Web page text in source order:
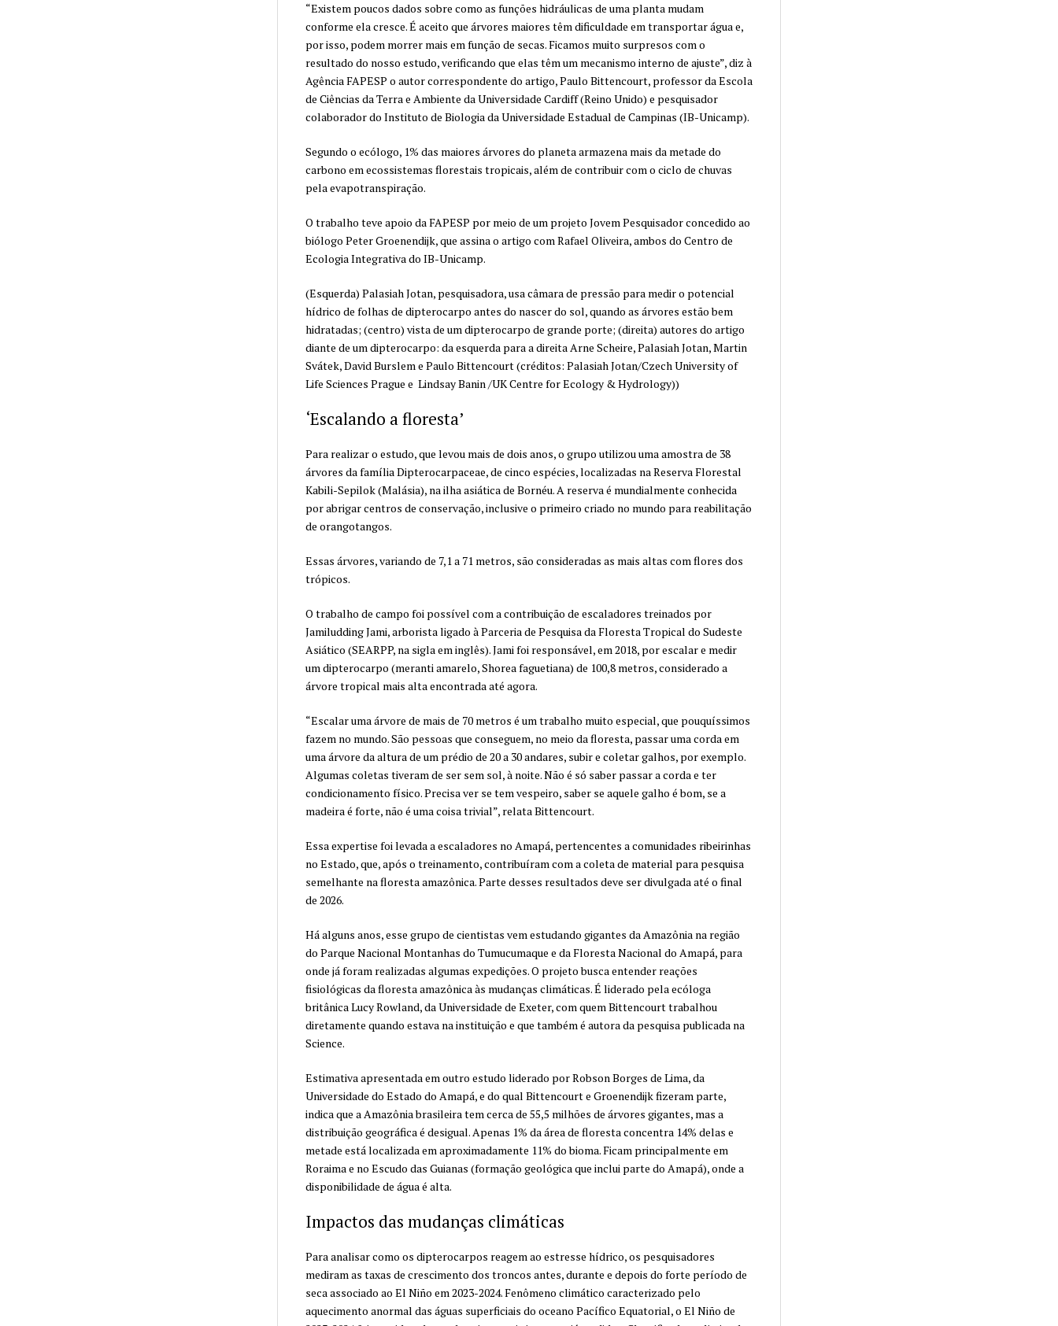
“Existem poucos dados sobre como as funções hidráulicas de uma planta mudam
conforme ela cresce. É aceito que árvores maiores têm dificuldade em transportar água e,
por isso, podem morrer mais em função de secas. Ficamos muito surpresos com o
resultado do nosso estudo, verificando que elas têm um mecanismo interno de ajuste”, diz à
Agência FAPESP o autor correspondente do artigo, Paulo Bittencourt, professor da Escola
de Ciências da Terra e Ambiente da Universidade Cardiff (Reino Unido) e pesquisador
colaborador do Instituto de Biologia da Universidade Estadual de Campinas (IB-Unicamp).
Segundo o ecólogo, 1% das maiores árvores do planeta armazena mais da metade do
carbono em ecossistemas florestais tropicais, além de contribuir com o ciclo de chuvas
pela evapotranspiração.
O trabalho teve apoio da FAPESP por meio de um projeto Jovem Pesquisador concedido ao
biólogo Peter Groenendijk, que assina o artigo com Rafael Oliveira, ambos do Centro de
Ecologia Integrativa do IB-Unicamp.
(Esquerda) Palasiah Jotan, pesquisadora, usa câmara de pressão para medir o potencial
hídrico de folhas de dipterocarpo antes do nascer do sol, quando as árvores estão bem
hidratadas; (centro) vista de um dipterocarpo de grande porte; (direita) autores do artigo
diante de um dipterocarpo: da esquerda para a direita Arne Scheire, Palasiah Jotan, Martin
Svátek, David Burslem e Paulo Bittencourt (créditos: Palasiah Jotan/Czech University of
Life Sciences Prague e Lindsay Banin /UK Centre for Ecology & Hydrology))
‘Escalando a floresta’
Para realizar o estudo, que levou mais de dois anos, o grupo utilizou uma amostra de 38
árvores da família Dipterocarpaceae, de cinco espécies, localizadas na Reserva Florestal
Kabili-Sepilok (Malásia), na ilha asiática de Bornéu. A reserva é mundialmente conhecida
por abrigar centros de conservação, inclusive o primeiro criado no mundo para reabilitação
de orangotangos.
Essas árvores, variando de 7,1 a 71 metros, são consideradas as mais altas com flores dos
trópicos.
O trabalho de campo foi possível com a contribuição de escaladores treinados por
Jamiludding Jami, arborista ligado à Parceria de Pesquisa da Floresta Tropical do Sudeste
Asiático (SEARPP, na sigla em inglês). Jami foi responsável, em 2018, por escalar e medir
um dipterocarpo (meranti amarelo, Shorea faguetiana) de 100,8 metros, considerado a
árvore tropical mais alta encontrada até agora.
“Escalar uma árvore de mais de 70 metros é um trabalho muito especial, que pouquíssimos
fazem no mundo. São pessoas que conseguem, no meio da floresta, passar uma corda em
uma árvore da altura de um prédio de 20 a 30 andares, subir e coletar galhos, por exemplo.
Algumas coletas tiveram de ser sem sol, à noite. Não é só saber passar a corda e ter
condicionamento físico. Precisa ver se tem vespeiro, saber se aquele galho é bom, se a
madeira é forte, não é uma coisa trivial”, relata Bittencourt.
Essa expertise foi levada a escaladores no Amapá, pertencentes a comunidades ribeirinhas
no Estado, que, após o treinamento, contribuíram com a coleta de material para pesquisa
semelhante na floresta amazônica. Parte desses resultados deve ser divulgada até o final
de 2026.
Há alguns anos, esse grupo de cientistas vem estudando gigantes da Amazônia na região
do Parque Nacional Montanhas do Tumucumaque e da Floresta Nacional do Amapá, para
onde já foram realizadas algumas expedições. O projeto busca entender reações
fisiológicas da floresta amazônica às mudanças climáticas. É liderado pela ecóloga
britânica Lucy Rowland, da Universidade de Exeter, com quem Bittencourt trabalhou
diretamente quando estava na instituição e que também é autora da pesquisa publicada na
Science.
Estimativa apresentada em outro estudo liderado por Robson Borges de Lima, da
Universidade do Estado do Amapá, e do qual Bittencourt e Groenendijk fizeram parte,
indica que a Amazônia brasileira tem cerca de 55,5 milhões de árvores gigantes, mas a
distribuição geográfica é desigual. Apenas 1% da área de floresta concentra 14% delas e
metade está localizada em aproximadamente 11% do bioma. Ficam principalmente em
Roraima e no Escudo das Guianas (formação geológica que inclui parte do Amapá), onde a
disponibilidade de água é alta.
Impactos das mudanças climáticas
Para analisar como os dipterocarpos reagem ao estresse hídrico, os pesquisadores
mediram as taxas de crescimento dos troncos antes, durante e depois do forte período de
seca associado ao El Niño em 2023-2024. Fenômeno climático caracterizado pelo
aquecimento anormal das águas superficiais do oceano Pacífico Equatorial, o El Niño de